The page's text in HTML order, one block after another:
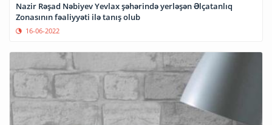
Nazir Rəşad Nəbiyev Yevlax şəhərində yerləşən Əlçatanlıq
Zonasının fəaliyyəti ilə tanış olub
16-06-2022